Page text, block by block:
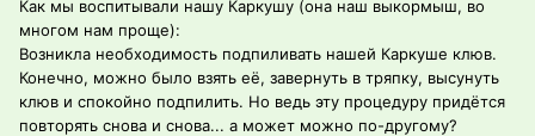
Как мы воспитывали нашу Каркушу (она наш выкормыш, во
многом нам проще):
Возникла необходимость подпиливать нашей Каркуше клюв.
Конечно, можно было взять её, завернуть в тряпку, высунуть
клюв и спокойно подпилить. Но ведь эту процедуру придётся
повторять снова и снова... а может можно по-другому?